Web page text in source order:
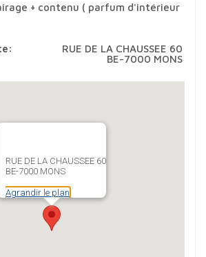
+ contenu ( parfum d'intérieur
RUE DE LA CHAUSSEE 60
BE-7000 MONS
RUE DE LA CHAUSSEE 60
BE-7000 MONS
Agrandir le plan